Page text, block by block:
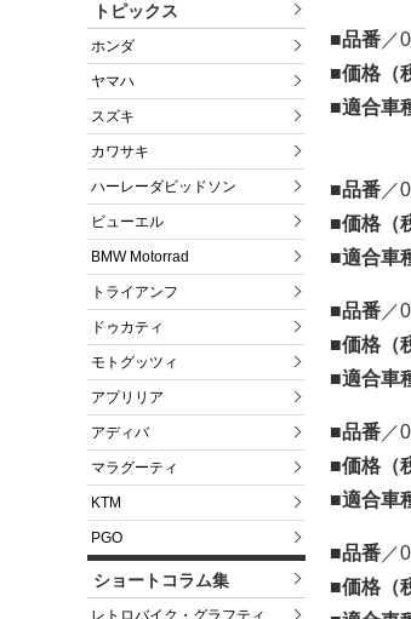
トピックス
ホンダ
ヤマハ
スズキ
カワサキ
ハーレーダビッドソン
ビューエル
BMW Motorrad
トライアンフ
ドゥカティ
モトグッツィ
アプリリア
アディバ
マラグーティ
KTM
PGO
ショートコラム集
■品番 ／
■価格（
■適合車
■品番 ／
■価格（
■適合車
■品番 ／
■価格（
■適合車
■品番 ／
■価格（
■適合車
■品番 ／
■価格（